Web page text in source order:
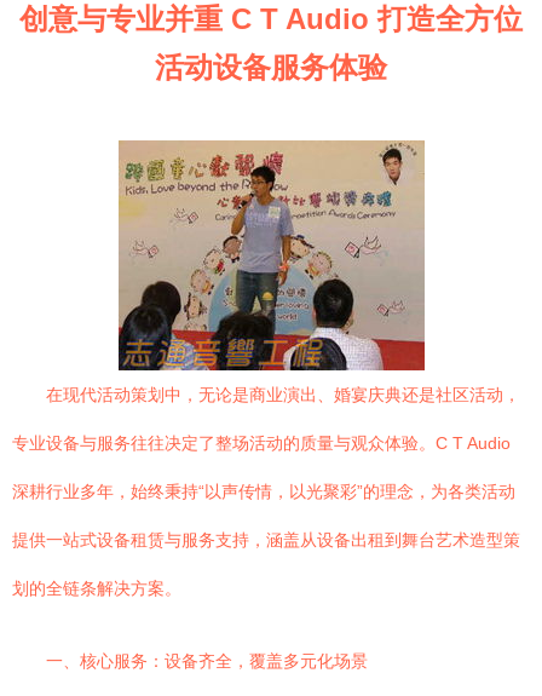
创意与专业并重 C T Audio 打造全方位
活动设备服务体验
在现代活动策划中，无论是商业演出、婚宴庆典还是社区活动，
专业设备与服务往往决定了整场活动的质量与观众体验。C T Audio
深耕行业多年，始终秉持“以声传情，以光聚彩”的理念，为各类活动
提供一站式设备租赁与服务支持，涵盖从设备出租到舞台艺术造型策
划的全链条解决方案。
一、核心服务：设备齐全，覆盖多元化场景